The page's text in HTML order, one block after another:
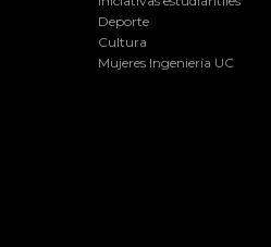
Deporte
Cultura
Mujeres Ingeniería UC